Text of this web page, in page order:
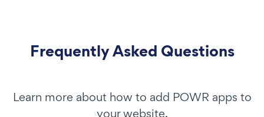
Frequently Asked Questions
Learn more about how to add POWR apps to
your website.